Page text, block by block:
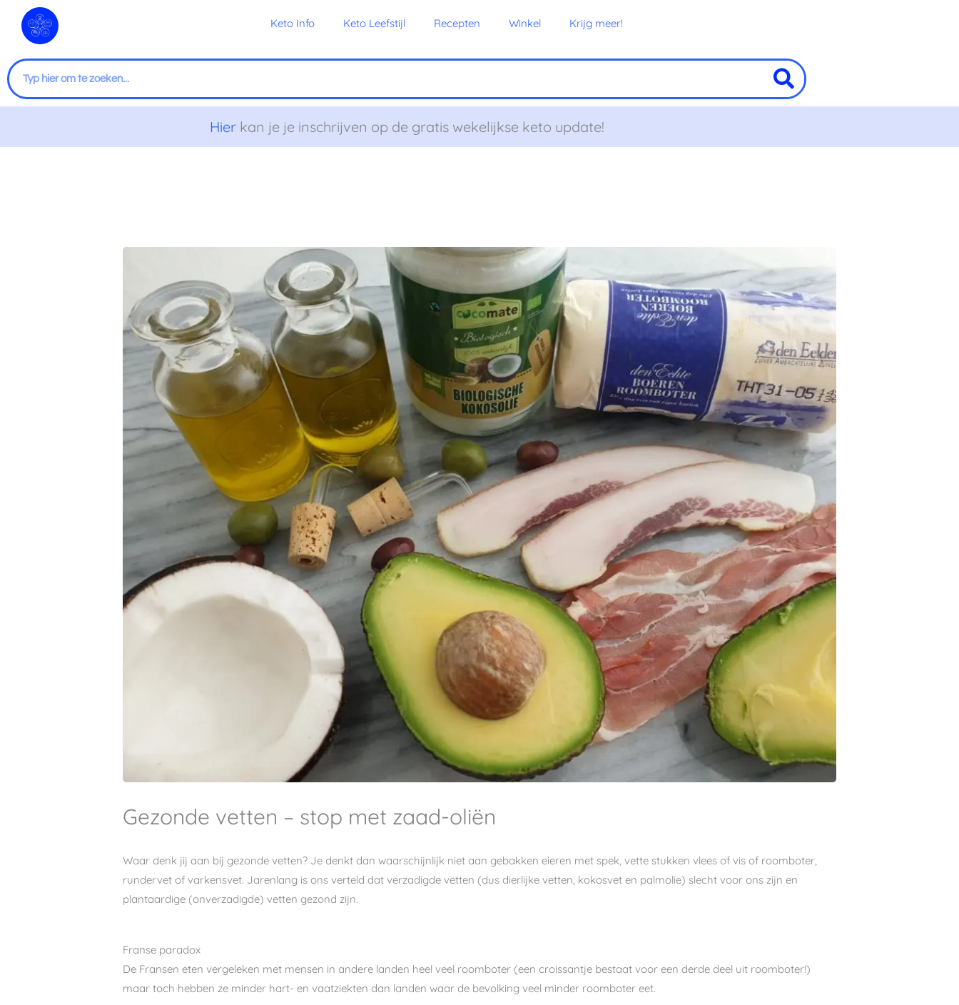
naar
inhoud
Keto Info Keto Leefstijl Recepten Winkel Krijg meer!
Zoeken
Hierkan je je inschrijven op de gratis wekelijkse keto update!
Gezonde vetten – stop met zaad-oliën
Waar denk jij aan bij gezonde vetten? Je denkt dan waarschijnlijk niet aan gebakken eieren met spek, vette stukken vlees of vis of roomboter,
rundervet of varkensvet. Jarenlang is ons verteld dat verzadigde vetten (dus dierlijke vetten, kokosvet en palmolie) slecht voor ons zijn en
plantaardige (onverzadigde) vetten gezond zijn.
Franse paradox
De Fransen eten vergeleken met mensen in andere landen heel veel roomboter (een croissantje bestaat voor een derde deel uit roomboter!)
maar toch hebben ze minder hart- en vaatziekten dan landen waar de bevolking veel minder roomboter eet.